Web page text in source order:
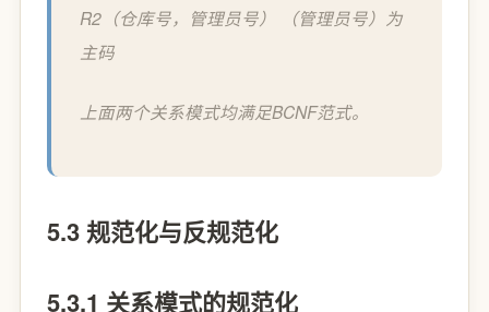
R2（仓库号，管理员号） （管理员号）为
主码
上面两个关系模式均满足BCNF范式。
5.3 规范化与反规范化
5.3.1 关系模式的规范化